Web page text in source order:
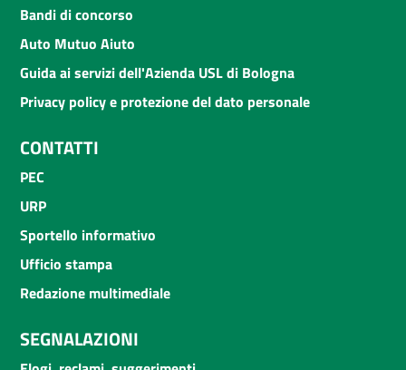
Bandi di concorso
Auto Mutuo Aiuto
Guida ai servizi dell'Azienda USL di Bologna
Privacy policy e protezione del dato personale
CONTATTI
PEC
URP
Sportello informativo
Ufficio stampa
Redazione multimediale
SEGNALAZIONI